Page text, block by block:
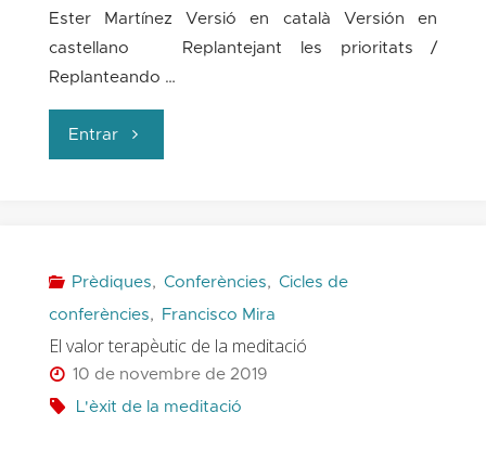
Ester Martínez Versió en català Versión en
castellano Replantejant les prioritats /
Replanteando …
Entrar"Tornar
és
possible"
Prèdiques, Conferències, Cicles de
conferències, Francisco Mira
El valor terapèutic de la meditació
10 de novembre de 2019
L'èxit de la meditació